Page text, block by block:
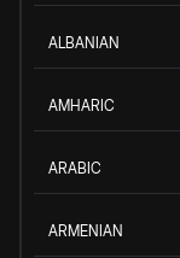
ALBANIAN
AMHARIC
ARABIC
ARMENIAN